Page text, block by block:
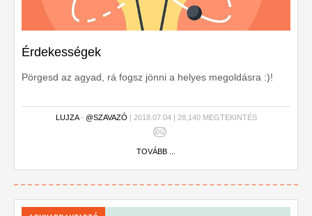
Érdekességek
Pörgesd az agyad, rá fogsz jönni a helyes megoldásra :)!
LUJZA- @SZAVAZÓ | 2018.07.04 | 28,140 MEGTEKINTÉS
TOVÁBB ...